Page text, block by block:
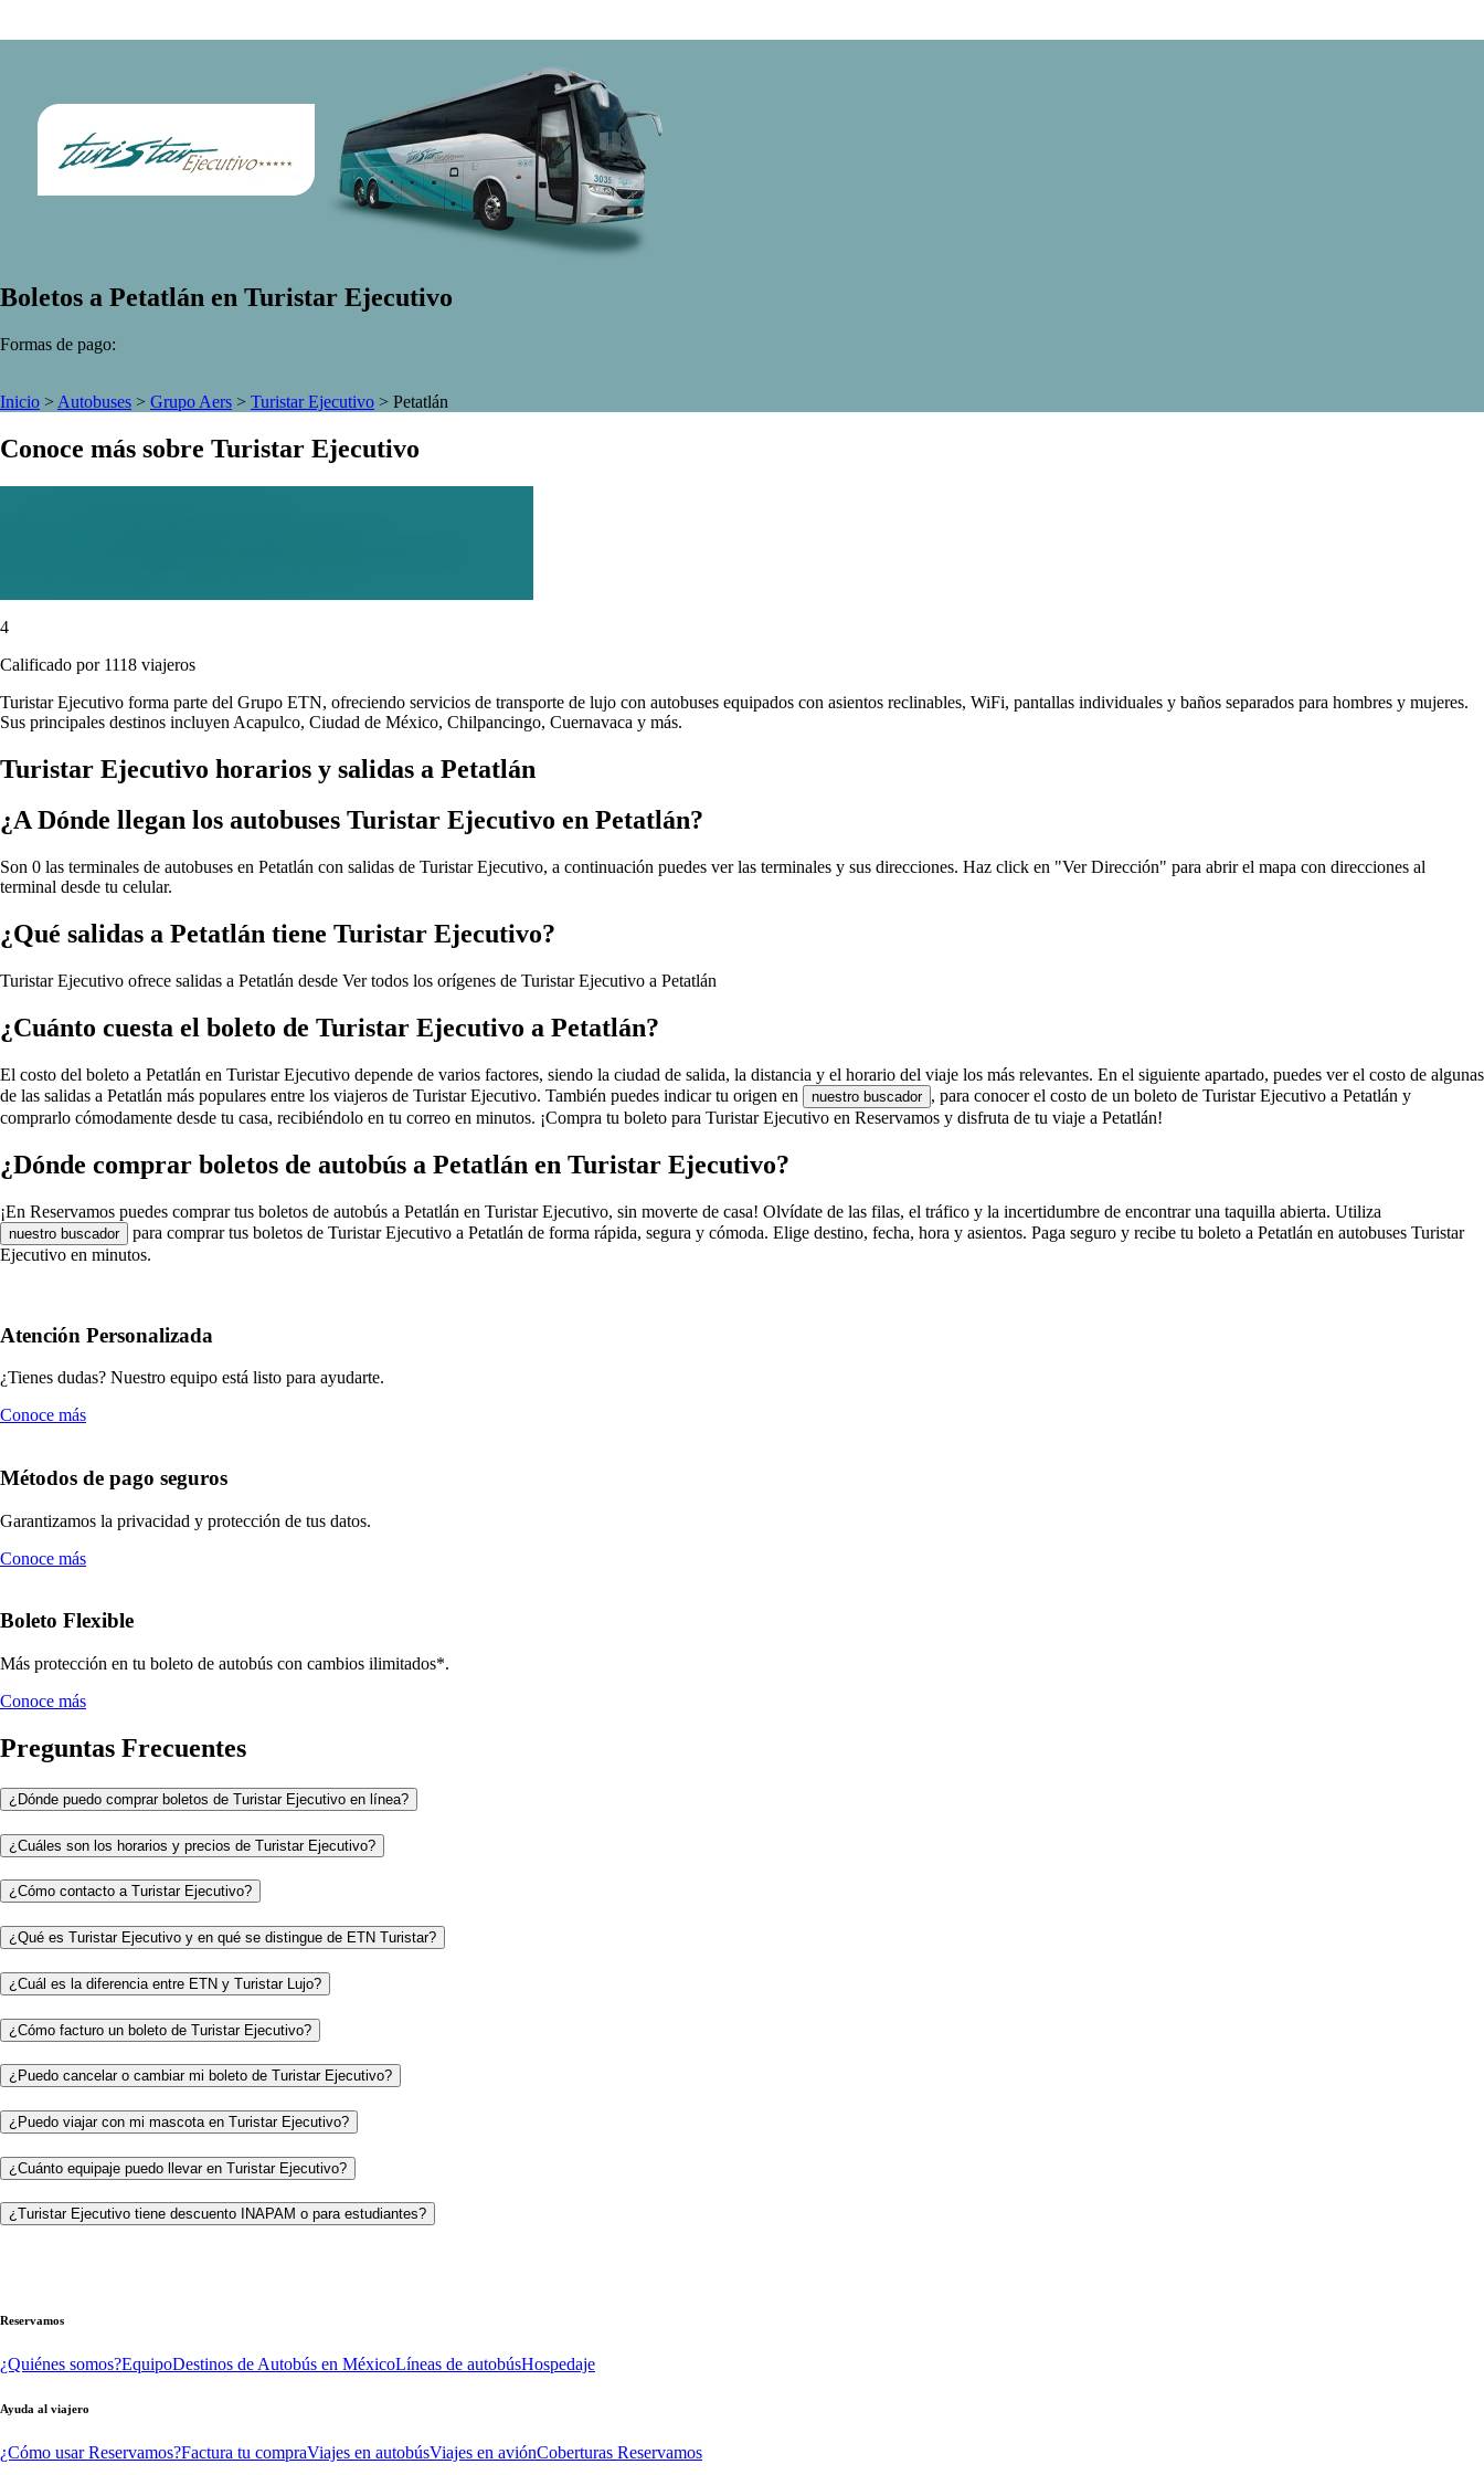
Boletos a Petatlán en Turistar Ejecutivo
Formas de pago:
Inicio > Autobuses > Grupo Aers > Turistar Ejecutivo > Petatlán
Conoce más sobre Turistar Ejecutivo
4
Calificado por 1118 viajeros
Turistar Ejecutivo forma parte del Grupo ETN, ofreciendo servicios de transporte de lujo con autobuses equipados con asientos reclinables, WiFi, pantallas individuales y baños separados para hombres y mujeres.
Sus principales destinos incluyen Acapulco, Ciudad de México, Chilpancingo, Cuernavaca y más.
Turistar Ejecutivo horarios y salidas a Petatlán
¿A Dónde llegan los autobuses Turistar Ejecutivo en Petatlán?
Son 0 las terminales de autobuses en Petatlán con salidas de Turistar Ejecutivo, a continuación puedes ver las terminales y sus direcciones. Haz click en "Ver Dirección" para abrir el mapa con direcciones al
terminal desde tu celular.
¿Qué salidas a Petatlán tiene Turistar Ejecutivo?
Turistar Ejecutivo ofrece salidas a Petatlán desde Ver todos los orígenes de Turistar Ejecutivo a Petatlán
¿Cuánto cuesta el boleto de Turistar Ejecutivo a Petatlán?
El costo del boleto a Petatlán en Turistar Ejecutivo depende de varios factores, siendo la ciudad de salida, la distancia y el horario del viaje los más relevantes. En el siguiente apartado, puedes ver el costo de algunas
de las salidas a Petatlán más populares entre los viajeros de Turistar Ejecutivo. También puedes indicar tu origen en
nuestro buscador , para conocer el costo de un boleto de Turistar Ejecutivo a Petatlán y
comprarlo cómodamente desde tu casa, recibiéndolo en tu correo en minutos. ¡Compra tu boleto para Turistar Ejecutivo en Reservamos y disfruta de tu viaje a Petatlán!
¿Dónde comprar boletos de autobús a Petatlán en Turistar Ejecutivo?
¡En Reservamos puedes comprar tus boletos de autobús a Petatlán en Turistar Ejecutivo, sin moverte de casa! Olvídate de las filas, el tráfico y la incertidumbre de encontrar una taquilla abierta. Utiliza
nuestro buscador
para comprar tus boletos de Turistar Ejecutivo a Petatlán de forma rápida, segura y cómoda. Elige destino, fecha, hora y asientos. Paga seguro y recibe tu boleto a Petatlán en autobuses Turistar
Ejecutivo en minutos.
Atención Personalizada
¿Tienes dudas? Nuestro equipo está listo para ayudarte.
Conoce más
Métodos de pago seguros
Garantizamos la privacidad y protección de tus datos.
Conoce más
Boleto Flexible
Más protección en tu boleto de autobús con cambios ilimitados*.
Conoce más
Preguntas Frecuentes
¿Dónde puedo comprar boletos de Turistar Ejecutivo en línea?
¿Cuáles son los horarios y precios de Turistar Ejecutivo?
¿Cómo contacto a Turistar Ejecutivo?
¿Qué es Turistar Ejecutivo y en qué se distingue de ETN Turistar?
¿Cuál es la diferencia entre ETN y Turistar Lujo?
¿Cómo facturo un boleto de Turistar Ejecutivo?
¿Puedo cancelar o cambiar mi boleto de Turistar Ejecutivo?
¿Puedo viajar con mi mascota en Turistar Ejecutivo?
¿Cuánto equipaje puedo llevar en Turistar Ejecutivo?
¿Turistar Ejecutivo tiene descuento INAPAM o para estudiantes?
Reservamos
¿Quiénes somos?EquipoDestinos de Autobús en MéxicoLíneas de autobúsHospedaje
Ayuda al viajero
¿Cómo usar Reservamos?Factura tu compraViajes en autobúsViajes en aviónCoberturas Reservamos